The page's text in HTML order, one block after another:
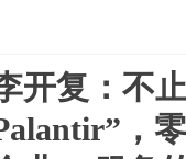
开复：不
，